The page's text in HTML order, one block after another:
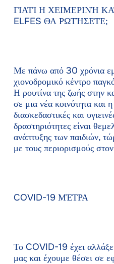
ΓΙΑΤΊ Η ΧΕΙΜΕΡΙΝΉ
ELFES ΘΑ ΡΩΤΉΣΕΤΕ;
Με πάνω από 30 χρόνια
χιονοδρομικό κέντρο
Η ρουτίνα της ζωής στην
σε μια νέα κοινότητα και
διασκεδαστικές και
δραστηριότητες είναι
ανάπτυξης των παιδιών,
με τους περιορισμούς
COVID-19 ΜΈΤΡΑ
Το COVID-19 έχει
μας και έχουμε θέσει σε